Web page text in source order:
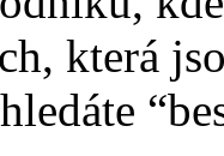
která